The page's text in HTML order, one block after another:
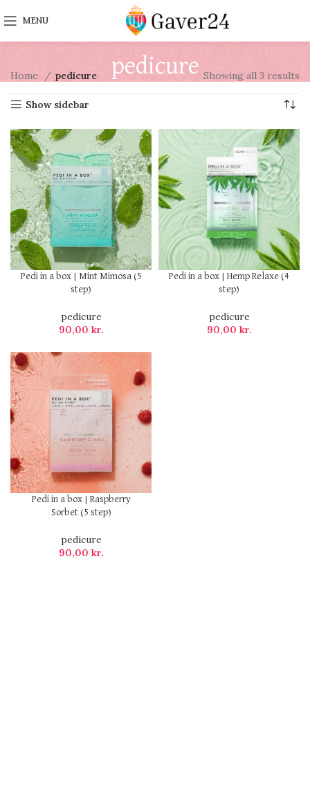
MENU
pedicure
Home pedicure Showing all 3 results
Show sidebar
Pedi in a box | Mint Mimosa (5
step)
pedicure
90,00 kr.
Pedi in a box | Hemp Relaxe (4
step)
pedicure
90,00 kr.
Pedi in a box | Raspberry
Sorbet (5 step)
pedicure
90,00 kr.